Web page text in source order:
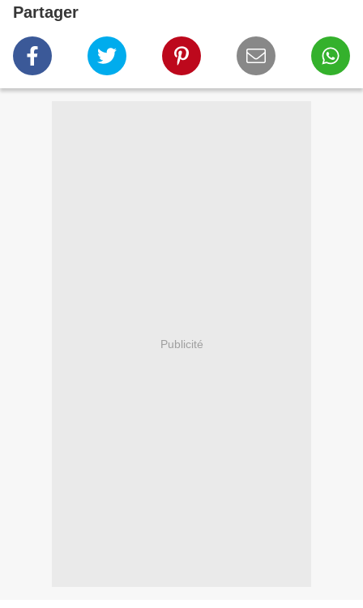
Partager
Publicité